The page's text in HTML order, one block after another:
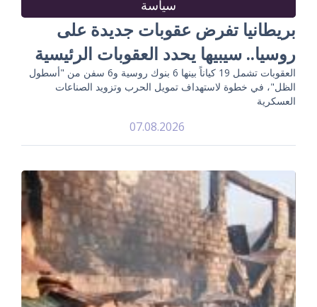
سياسة
بريطانيا تفرض عقوبات جديدة على
روسيا.. سيبيها يحدد العقوبات الرئيسية
العقوبات تشمل 19 كياناً بينها 6 بنوك روسية و6 سفن من "أسطول
الظل"، في خطوة لاستهداف تمويل الحرب وتزويد الصناعات
العسكرية
07.08.2026